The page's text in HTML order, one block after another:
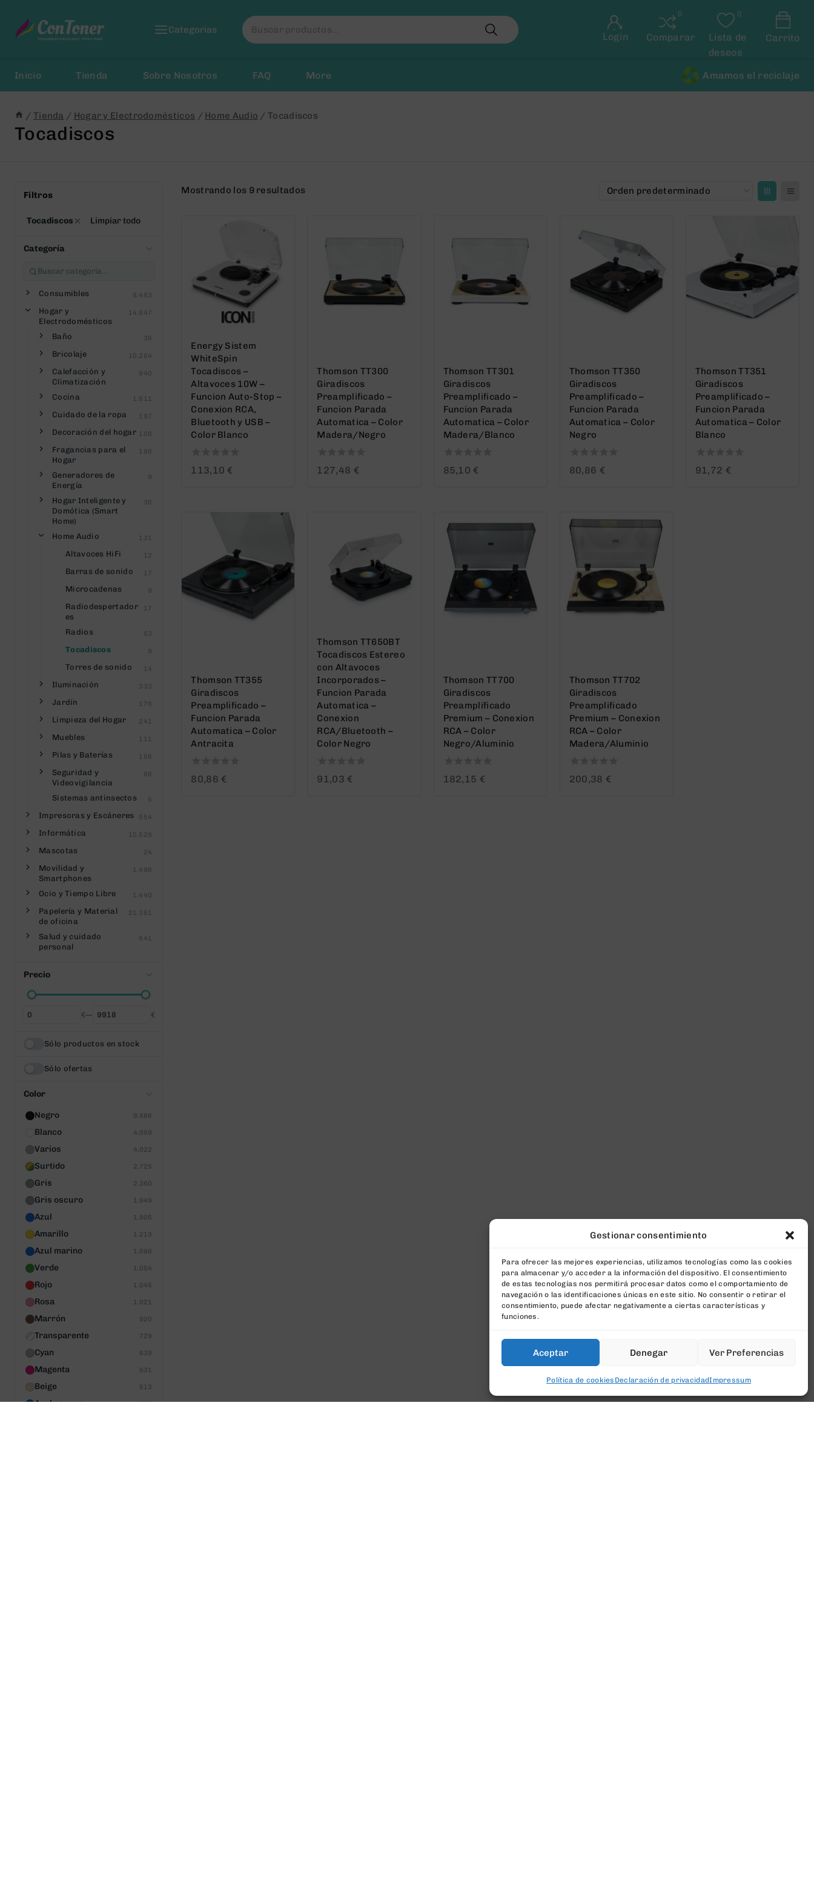
Gestionar consentimiento
Para ofrecer las mejores experiencias, utilizamos tecnologías como las cookies
para almacenar y/o acceder a la información del dispositivo. El consentimiento
de estas tecnologías nos permitirá procesar datos como el comportamiento de
navegación o las identificaciones únicas en este sitio. No consentir o retirar el
consentimiento, puede afectar negativamente a ciertas características y
funciones.
Aceptar Denegar Ver Preferencias
Política de cookies Declaración de privacidadImpressum
Contenido
Categorias
Buscar
por:
Login Comparar
Lista de
deseos
Carrito
Inicio Tienda Sobre Nosotros FAQ More Amamos el reciclaje
/ Tienda / Hogar y Electrodomésticos / Home Audio / Tocadiscos
Tocadiscos
Mostrando los 9 resultados
Energy Sistem
WhiteSpin
Tocadiscos –
Altavoces 10W –
Funcion Auto-Stop –
Conexion RCA,
Bluetooth y USB –
Color Blanco
0
113,10 €
Thomson TT300
Giradiscos
Preamplificado –
Funcion Parada
Automatica – Color
Madera/Negro
0
127,48 €
Thomson TT301
Giradiscos
Preamplificado –
Funcion Parada
Automatica – Color
Madera/Blanco
0
85,10 €
Thomson TT350
Giradiscos
Preamplificado –
Funcion Parada
Automatica – Color
Negro
0
80,86 €
Thomson TT351
Giradiscos
Preamplificado –
Funcion Parada
Automatica – Color
Blanco
0
91,72 €
Thomson TT355
Giradiscos
Preamplificado –
Funcion Parada
Automatica – Color
Antracita
0
80,86 €
Thomson TT650BT
Tocadiscos Estereo
con Altavoces
Incorporados –
Funcion Parada
Automatica –
Conexion
RCA/Bluetooth –
Color Negro
0
91,03 €
Thomson TT700
Giradiscos
Preamplificado
Premium – Conexion
RCA – Color
Negro/Aluminio
0
182,15 €
Thomson TT702
Giradiscos
Preamplificado
Premium – Conexion
RCA – Color
Madera/Aluminio
0
200,38 €
Filtros
Tocadiscos Limpiar todo
Categoría
Consumibles 8.483
Hogar y
Electrodomésticos
14.647
Baño 36
Bricolaje 10.284
Calefacción y
Climatización
940
Cocina 1.611
Cuidado de la ropa 197
Decoración del hogar 108
Fragancias para el
Hogar
186
Generadores de
Energía
9
Hogar Inteligente y
Domótica (Smart
Home)
36
Home Audio 131
Altavoces HiFi 12
Barras de sonido 17
Microcadenas 9
Radiodespertador
es
17
Radios 53
Tocadiscos 9
Torres de sonido 14
Iluminación 333
Jardín 176
Limpieza del Hogar 241
Muebles 111
Pilas y Baterías 156
Seguridad y
Videovigilancia
86
Sistemas antinsectos 5
Impresoras y Escáneres 554
Informática 10.528
Mascotas 24
Movilidad y
Smartphones
1.496
Ocio y Tiempo Libre 1.440
Papelería y Material
de oficina
21.351
Salud y cuidado
personal
841
Precio
Desde €— Hasta €
Sólo productos en stock
Sólo ofertas
Color
Negro 9.866
Blanco 4.059
Varios 4.022
Surtido 2.725
Gris 2.360
Gris oscuro 1.949
Azul 1.905
Amarillo 1.213
Azul marino 1.086
Verde 1.054
Rojo 1.045
Rosa 1.021
Marrón 920
Transparente 729
Cyan 639
Magenta 631
Beige 513
Azul oscuro 510